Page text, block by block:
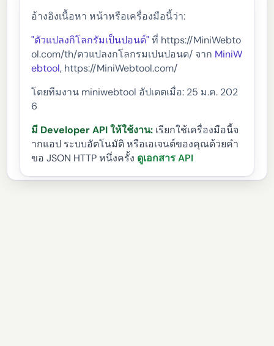
อ้างอิงเนื้อหา หน้าหรือเครื่องมือนี้ว่า:
"ตัวแปลงกิโลกรัมเป็นปอนด์" ที่ https://MiniWebto
ol.com/th/ตวแปลงกโลกรมเปนปอนด/ จาก MiniW
ebtool, https://MiniWebtool.com/
โดยทีมงาน miniwebtool อัปเดตเมื่อ: 25 ม.ค. 202
6
มี Developer API ให้ใช้งาน: เรียกใช้เครื่องมือนี้จ
ากแอป ระบบอัตโนมัติ หรือเอเจนต์ของคุณด้วยคำ
ขอ JSON HTTP หนึ่งครั้ง ดูเอกสาร API